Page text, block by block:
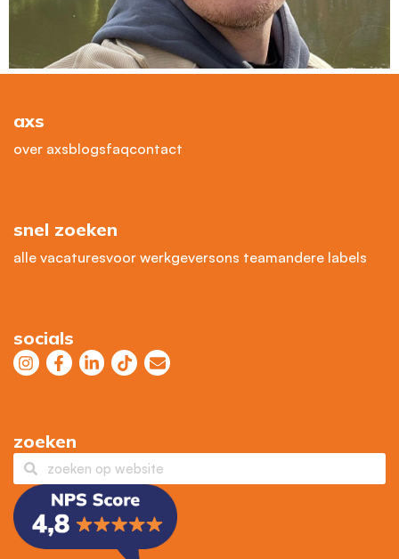
axs
over axsblogsfaqcontact
snel zoeken
alle vacaturesvoor werkgeversons teamandere labels
socials
zoeken